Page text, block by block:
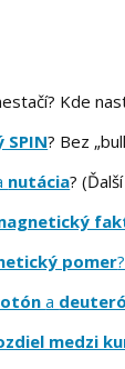
Kde
SPIN? Bez
nutácia?
pomer?
a
medzi